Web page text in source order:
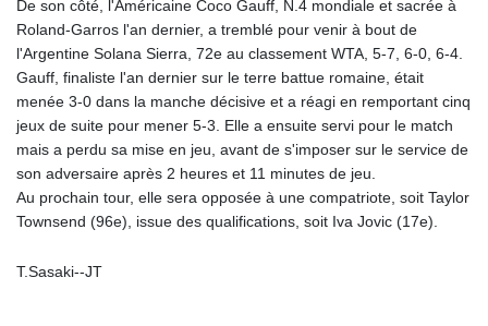
IMP 0.859288
INR 109.992259
IQD
1515.115748
IRR
1590322.371805
ISK 142.598215
JEP 0.859288
JMD 183.583315
JOD 0.819746
De son côté, l'Américaine Coco Gauff, N.4 mondiale et sacrée à
Roland-Garros l'an dernier, a tremblé pour venir à bout de
l'Argentine Solana Sierra, 72e au classement WTA, 5-7, 6-0, 6-4.
Gauff, finaliste l'an dernier sur le terre battue romaine, était
menée 3-0 dans la manche décisive et a réagi en remportant cinq
jeux de suite pour mener 5-3. Elle a ensuite servi pour le match
mais a perdu sa mise en jeu, avant de s'imposer sur le service de
son adversaire après 2 heures et 11 minutes de jeu.
Au prochain tour, elle sera opposée à une compatriote, soit Taylor
Townsend (96e), issue des qualifications, soit Iva Jovic (17e).
T.Sasaki--JT